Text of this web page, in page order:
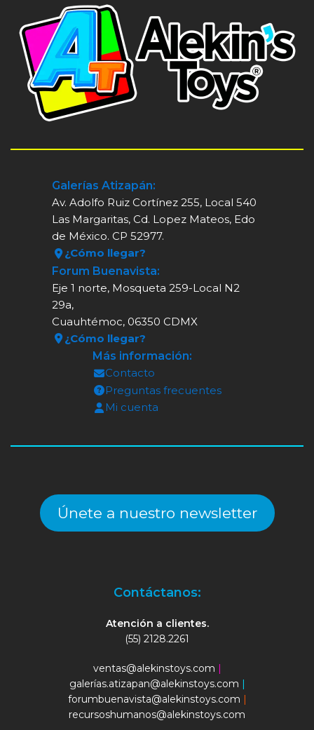
Galerías Atizapán:
Av. Adolfo Ruiz Cortínez 255, Local 540
Las Margaritas, Cd. Lopez Mateos, Edo
de México. CP 52977.
¿Cómo llegar?
Forum Buenavista:
Eje 1 norte, Mosqueta 259-Local N2
29a,
Cuauhtémoc, 06350 CDMX
¿Cómo llegar?
Más información:
Contacto
Preguntas frecuentes
Mi cuenta
Únete a nuestro newsletter
Contáctanos:
Atención a clientes.
(55) 2128.2261
ventas@alekinstoys.com |
galerías.atizapan@alekinstoys.com |
forumbuenavista@alekinstoys.com |
recursoshumanos@alekinstoys.com